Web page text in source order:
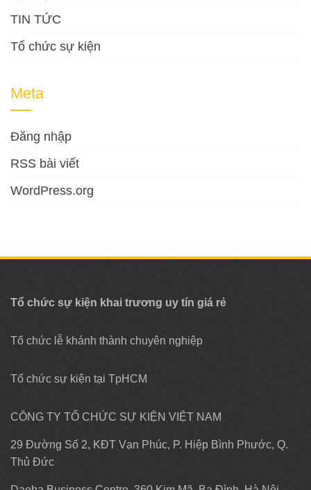
TIN TỨC
Tổ chức sự kiện
Meta
Đăng nhập
RSS bài viết
WordPress.org
Tổ chức sự kiện khai trương uy tín giá rẻ
Tổ chức lễ khánh thành chuyên nghiệp
Tổ chức sự kiện tại TpHCM
CÔNG TY TỔ CHỨC SỰ KIỆN VIỆT NAM
29 Đường Số 2, KĐT Vạn Phúc, P. Hiệp Bình Phước, Q.
Thủ Đức